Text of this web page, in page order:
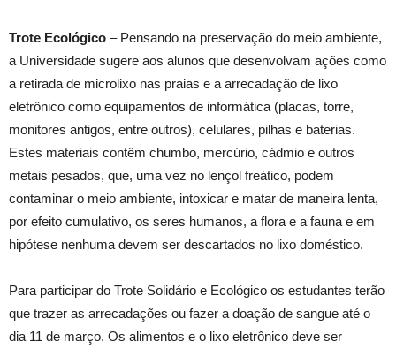
Trote Ecológico – Pensando na preservação do meio ambiente,
a Universidade sugere aos alunos que desenvolvam ações como
a retirada de microlixo nas praias e a arrecadação de lixo
eletrônico como equipamentos de informática (placas, torre,
monitores antigos, entre outros), celulares, pilhas e baterias.
Estes materiais contêm chumbo, mercúrio, cádmio e outros
metais pesados, que, uma vez no lençol freático, podem
contaminar o meio ambiente, intoxicar e matar de maneira lenta,
por efeito cumulativo, os seres humanos, a flora e a fauna e em
hipótese nenhuma devem ser descartados no lixo doméstico.
Para participar do Trote Solidário e Ecológico os estudantes terão
que trazer as arrecadações ou fazer a doação de sangue até o
dia 11 de março. Os alimentos e o lixo eletrônico deve ser